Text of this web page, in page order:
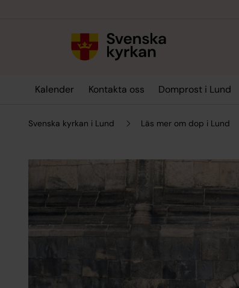
Kalender Kontakta oss Domprost i Lund
Svenska kyrkan i Lund Läs mer om dop i Lund